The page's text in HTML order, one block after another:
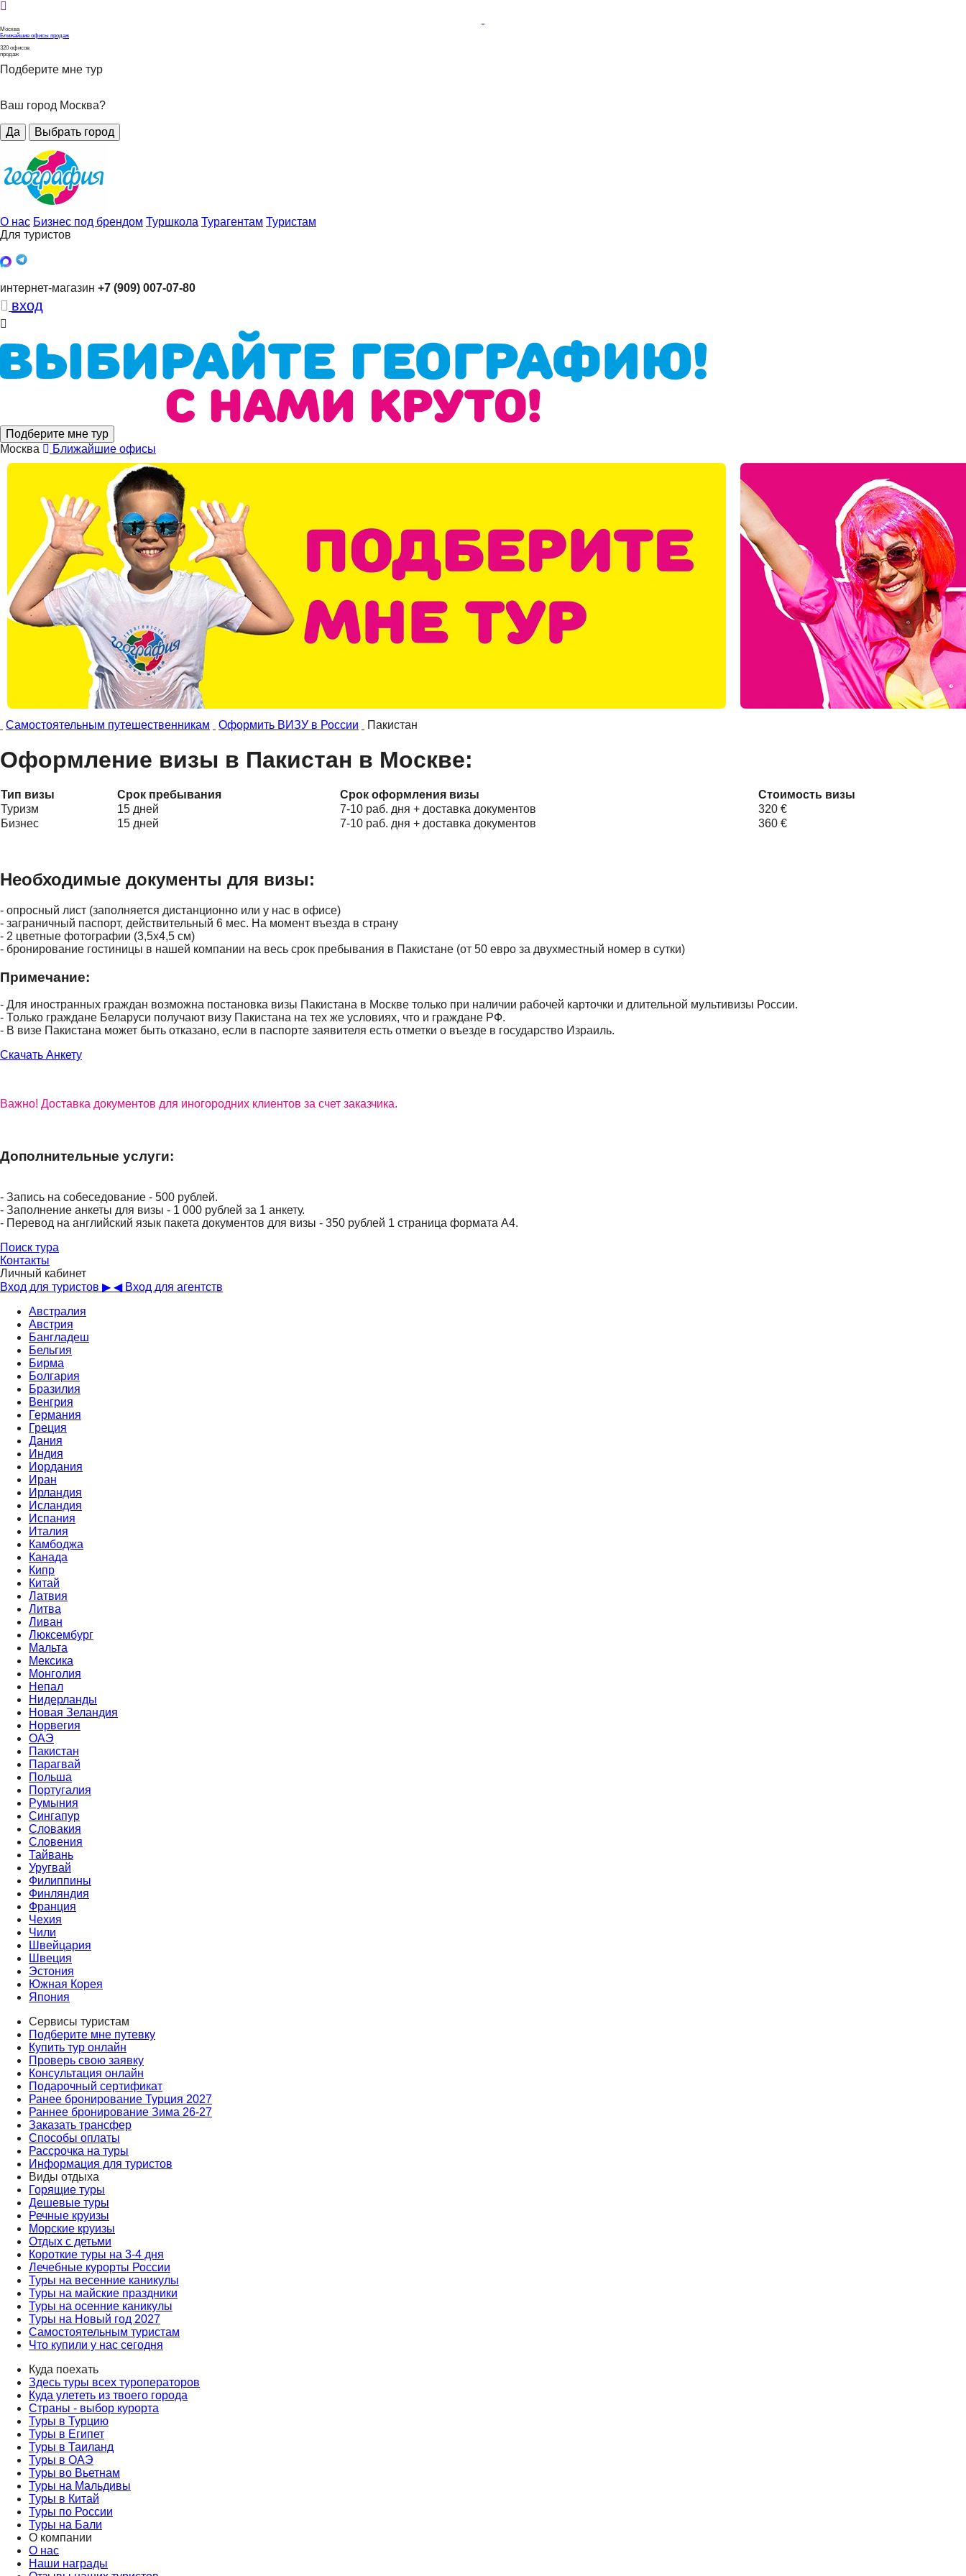
Москва
Ближайшие офисы продаж
320 офисов
продаж
Подберите мне тур
Ваш город Москва?
Да Выбрать город
О нас Бизнес под брендом Туршкола Турагентам Туристам
Для туристов
интернет-магазин +7 (909) 007-07-80
вход
Подберите мне тур
Москва
Ближайшие офисы
Самостоятельным путешественникам Оформить ВИЗУ в России Пакистан
Оформление визы в Пакистан в Москве:
Тип визы Срок пребывания Срок оформления визы
Стоимость визы
Туризм
15 дней 7-10 раб. дня + доставка документов
320 €
Бизнес
15 дней 7-10 раб. дня + доставка документов 360 €
Необходимые документы для визы:
- опросный лист (заполняется дистанционно или у нас в офисе)
- заграничный паспорт, действительный 6 мес. На момент въезда в страну
- 2 цветные фотографии (3,5х4,5 см)
- бронирование гостиницы в нашей компании на весь срок пребывания в Пакистане (от 50 евро за двухместный номер в сутки)
Примечание:
- Для иностранных граждан возможна постановка визы Пакистана в Москве только при наличии рабочей карточки и длительной мультивизы России.
- Только граждане Беларуси получают визу Пакистана на тех же условиях, что и граждане РФ.
- В визе Пакистана может быть отказано, если в паспорте заявителя есть отметки о въезде в государство Израиль.
Скачать Анкету
Важно! Доставка документов для иногородних клиентов за счет заказчика.
Дополнительные услуги:
- Запись на собеседование - 500 рублей.
- Заполнение анкеты для визы - 1 000 рублей за 1 анкету.
- Перевод на английский язык пакета документов для визы - 350 рублей 1 страница формата A4.
Поиск тура
Контакты
Личный кабинет
Вход для туристов ▶ ◀ Вход для агентств
Австралия
Австрия
Бангладеш
Бельгия
Бирма
Болгария
Бразилия
Венгрия
Германия
Греция
Дания
Индия
Иордания
Иран
Ирландия
Исландия
Испания
Италия
Камбоджа
Канада
Кипр
Китай
Латвия
Литва
Ливан
Люксембург
Мальта
Мексика
Монголия
Непал
Нидерланды
Новая Зеландия
Норвегия
ОАЭ
Пакистан
Парагвай
Польша
Португалия
Румыния
Сингапур
Словакия
Словения
Тайвань
Уругвай
Филиппины
Финляндия
Франция
Чехия
Чили
Швейцария
Швеция
Эстония
Южная Корея
Япония
Сервисы туристам
Подберите мне путевку
Купить тур онлайн
Проверь свою заявку
Консультация онлайн
Подарочный сертификат
Ранее бронирование Турция 2027
Раннее бронирование Зима 26-27
Заказать трансфер
Способы оплаты
Рассрочка на туры
Информация для туристов
Виды отдыха
Горящие туры
Дешевые туры
Речные круизы
Морские круизы
Отдых с детьми
Короткие туры на 3-4 дня
Лечебные курорты России
Туры на весенние каникулы
Туры на майские праздники
Туры на осенние каникулы
Туры на Новый год 2027
Самостоятельным туристам
Что купили у нас сегодня
Куда поехать
Здесь туры всех туроператоров
Куда улететь из твоего города
Страны - выбор курорта
Туры в Турцию
Туры в Египет
Туры в Таиланд
Туры в ОАЭ
Туры во Вьетнам
Туры на Мальдивы
Туры в Китай
Туры по России
Туры на Бали
О компании
О нас
Наши награды